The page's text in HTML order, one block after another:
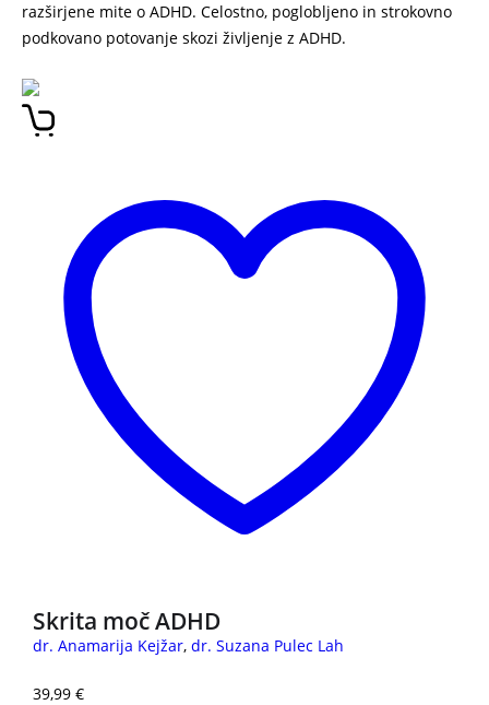
razširjene mite o ADHD. Celostno, poglobljeno in strokovno
podkovano potovanje skozi življenje z ADHD.
Skrita moč ADHD
dr. Anamarija Kejžar, dr. Suzana Pulec Lah
39,99 €